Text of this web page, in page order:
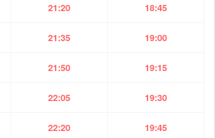
21:20 18:45
21:35 19:00
21:50 19:15
22:05 19:30
22:20 19:45